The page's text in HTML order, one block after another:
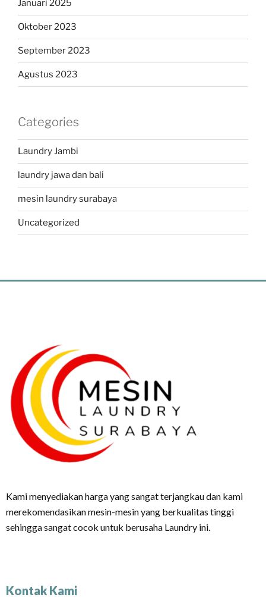
Januari 2025
Oktober 2023
September 2023
Agustus 2023
Categories
Laundry Jambi
laundry jawa dan bali
mesin laundry surabaya
Uncategorized
Kami menyediakan harga yang sangat terjangkau dan kami
merekomendasikan mesin-mesin yang berkualitas tinggi
sehingga sangat cocok untuk berusaha Laundry ini.
Kontak Kami